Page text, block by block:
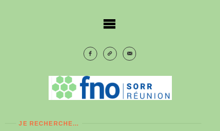
JE RECHERCHE…